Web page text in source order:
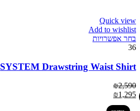
Quick view
Add to wishlist
בחר אפשרויות
36
SYSTEM Drawstring Waist Shirt
₪2,590
₪1,295